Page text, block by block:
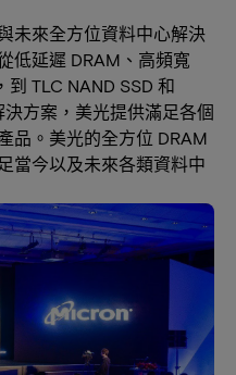
未來全方位資料中心解決
低延遲 DRAM、高頻寬
TLC NAND SSD 和
方案，美光提供滿足各個
品。美光的全方位 DRAM
當今以及未來各類資料中